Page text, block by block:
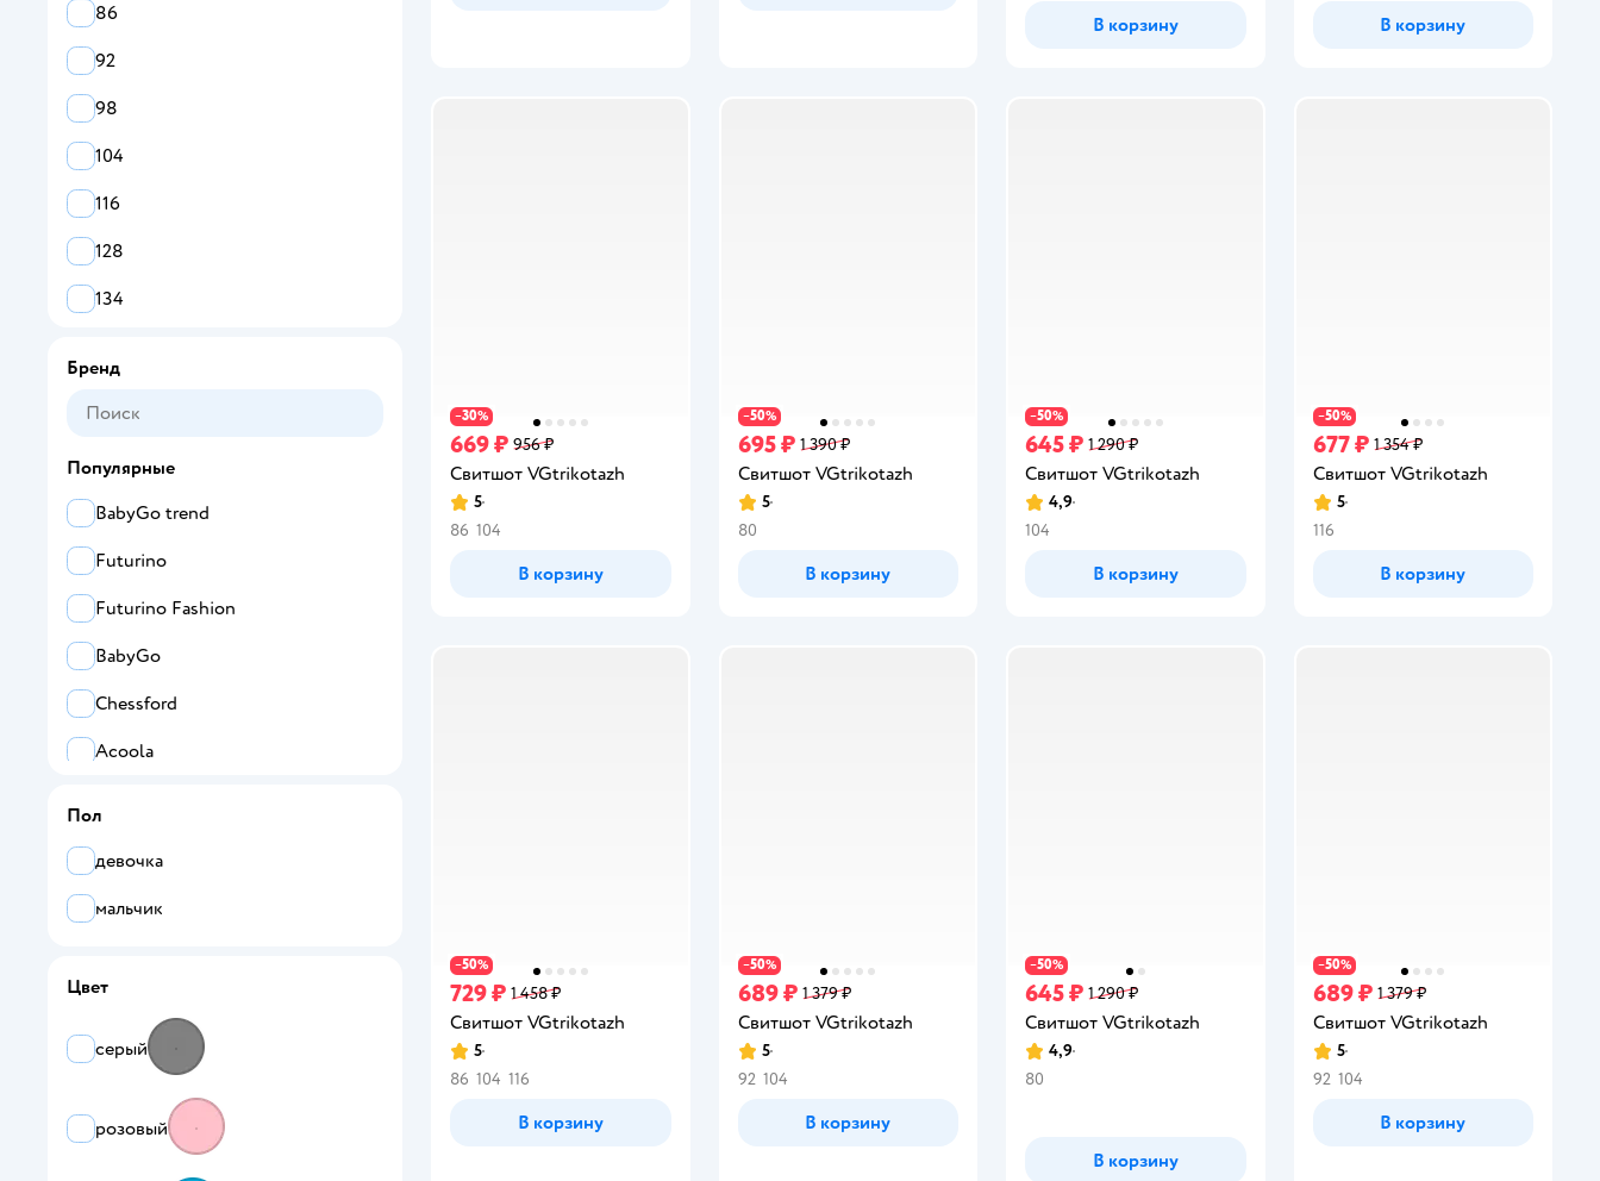
В корзину В корзину
−30%
669 ₽ 956 ₽
Свитшот VGtrikotazh
Рейтинг:
5
86 104
В корзину
−50%
695 ₽ 1 390 ₽
Свитшот VGtrikotazh
Рейтинг:
5
80
В корзину
−50%
645 ₽ 1 290 ₽
Свитшот VGtrikotazh
Рейтинг:
4,9
104
В корзину
−50%
677 ₽ 1 354 ₽
Свитшот VGtrikotazh
Рейтинг:
5
116
В корзину
−50%
729 ₽ 1 458 ₽
Свитшот VGtrikotazh
Рейтинг:
5
86 104 116
В корзину
−50%
689 ₽ 1 379 ₽
Свитшот VGtrikotazh
Рейтинг:
5
92 104
В корзину
−50%
645 ₽ 1 290 ₽
Свитшот VGtrikotazh
Рейтинг:
4,9
80
В корзину
−50%
689 ₽ 1 379 ₽
Свитшот VGtrikotazh
Рейтинг:
5
92 104
В корзину
86
92
98
104
116
128
134
Бренд
Популярные
BabyGo trend
Futurino
Futurino Fashion
BabyGo
Chessford
Acoola
Все
VGtrikotazh
Alir
Пол
девочка
мальчик
Цвет
серый
розовый